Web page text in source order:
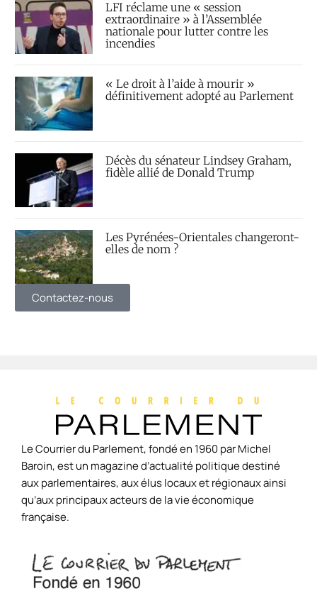
LFI réclame une « session
extraordinaire » à l’Assemblée
nationale pour lutter contre les
incendies
« Le droit à l’aide à mourir »
définitivement adopté au Parlement
Décès du sénateur Lindsey Graham,
fidèle allié de Donald Trump
Les Pyrénées-Orientales changeront-
elles de nom ?
Contactez-nous
Le Courrier du Parlement, fondé en 1960 par Michel
Baroin, est un magazine d’actualité politique destiné
aux parlementaires, aux élus locaux et régionaux ainsi
qu’aux principaux acteurs de la vie économique
française.